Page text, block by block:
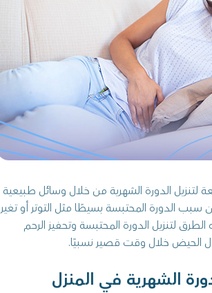
لتنزيل الدورة الشهرية من خلال وسائل طبيعية
سبب الدورة المحتبسة بسيطًا مثل التوتر أو تغير
لتنزيل الدورة المحتبسة وتحفيز الرحم
الحيض خلال وقت قصير نسبيًا.
الشهرية في المنزل